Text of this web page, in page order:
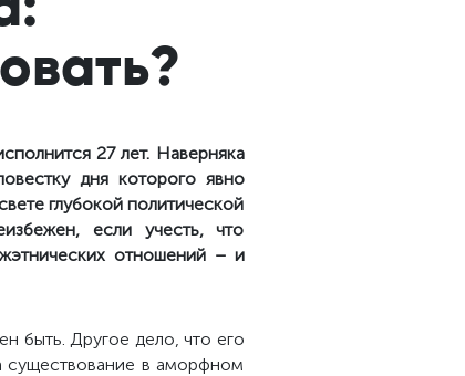
27 лет. Наверняка
дня которого явно
глубокой политической
если учесть, что
отношений – и
быть. Другое дело, что его
в аморфном